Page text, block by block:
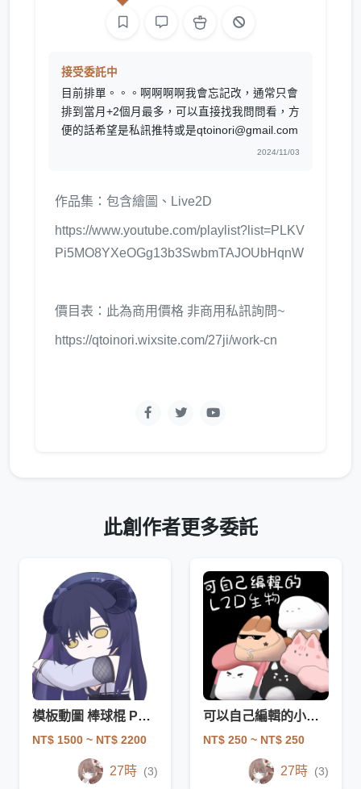
接受委託中
目前排單。。。啊啊啊啊我會忘記改，通常只會
排到當月+2個月最多，可以直接找我問問看，方
便的話希望是私訊推特或是qtoinori@gmail.com
2024/11/03
作品集：包含繪圖、Live2D
https://www.youtube.com/playlist?list=PLKV
Pi5MO8YXeOGg13b3SwbmTAJOUbHqnW
價目表：此為商用價格 非商用私訊詢問~
https://qtoinori.wixsite.com/27ji/work-cn
此創作者更多委託
模板動圖 棒球棍 Ponk
NT$ 1500 ~ NT$ 2200
27時 (3)
可以自己編輯的小生物Live2D
NT$ 250 ~ NT$ 250
27時 (3)